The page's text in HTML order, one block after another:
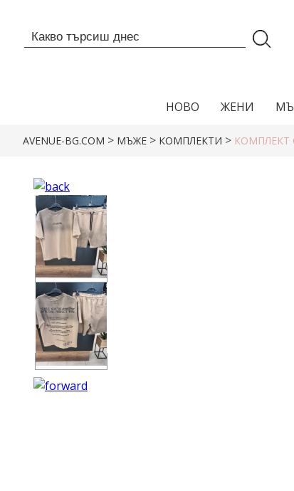
НОВО ЖЕНИ
AVENUE-BG.COM > МЪЖЕ > КОМПЛЕКТИ > КОМПЛЕКТ